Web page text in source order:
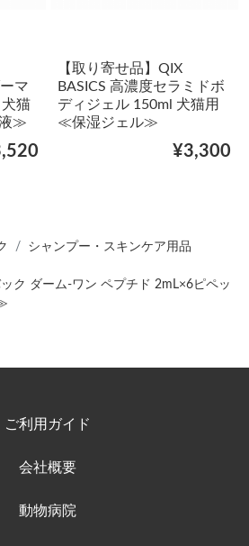
マ
猫
≫
【取り寄せ品】QIX
BASICS 高濃度セラミドボ
ディジェル 150ml 犬猫用
≪保湿ジェル≫
¥3,300
シャンプー・スキンケア用品
ク ダーム-ワン ペプチド 2mL×6ピペッ
ご利用ガイド
会社概要
動物病院